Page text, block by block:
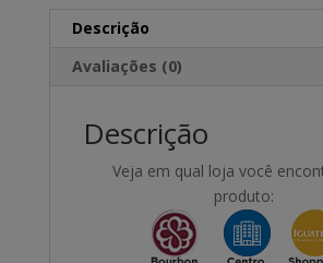
Descrição
Avaliações (0)
Descrição
Veja em qual loja você
produto: